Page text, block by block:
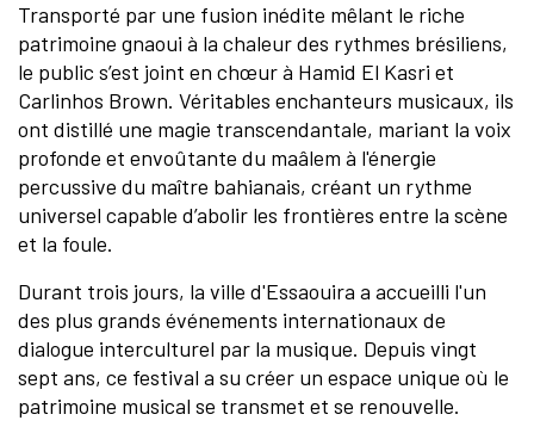
Transporté par une fusion inédite mêlant le riche
patrimoine gnaoui à la chaleur des rythmes brésiliens,
le public s’est joint en chœur à Hamid El Kasri et
Carlinhos Brown. Véritables enchanteurs musicaux, ils
ont distillé une magie transcendantale, mariant la voix
profonde et envoûtante du maâlem à l'énergie
percussive du maître bahianais, créant un rythme
universel capable d’abolir les frontières entre la scène
et la foule.
Durant trois jours, la ville d'Essaouira a accueilli l'un
des plus grands événements internationaux de
dialogue interculturel par la musique. Depuis vingt
sept ans, ce festival a su créer un espace unique où le
patrimoine musical se transmet et se renouvelle.